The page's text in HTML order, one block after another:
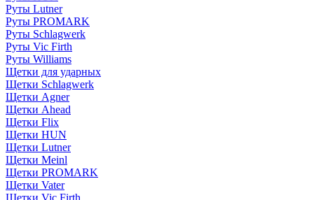
Руты Lutner
Руты PROMARK
Руты Schlagwerk
Руты Vic Firth
Руты Williams
Щетки для ударных
Щетки Schlagwerk
Щетки Agner
Щетки Ahead
Щетки Flix
Щетки HUN
Щетки Lutner
Щетки Meinl
Щетки PROMARK
Щетки Vater
Щетки Vic Firth